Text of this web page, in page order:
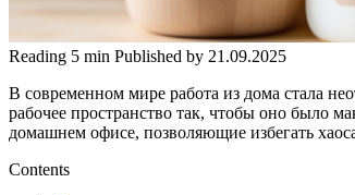
Reading 5 min Published by 21.09.2025
В современном мире работа из дома стала
рабочее пространство так, чтобы оно было
домашнем офисе, позволяющие избегать
Contents